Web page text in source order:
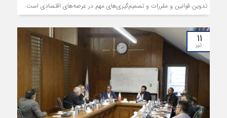
تدوین قوانین و مقررات و تصمیم‌گیری‌های مهم در عرصه‌های اقتصادی است.
۱۱
تیر